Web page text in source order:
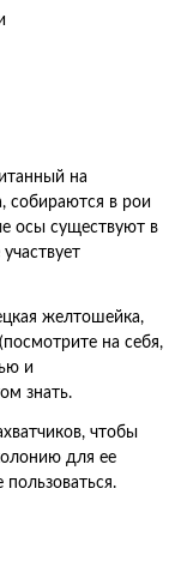
на
собираются в рои
осы существуют в
желтошейка,
на себя,
и
знать.
чтобы
для ее